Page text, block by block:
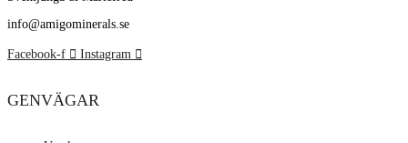
info@amigominerals.se
Facebook-f Instagram
GENVÄGAR